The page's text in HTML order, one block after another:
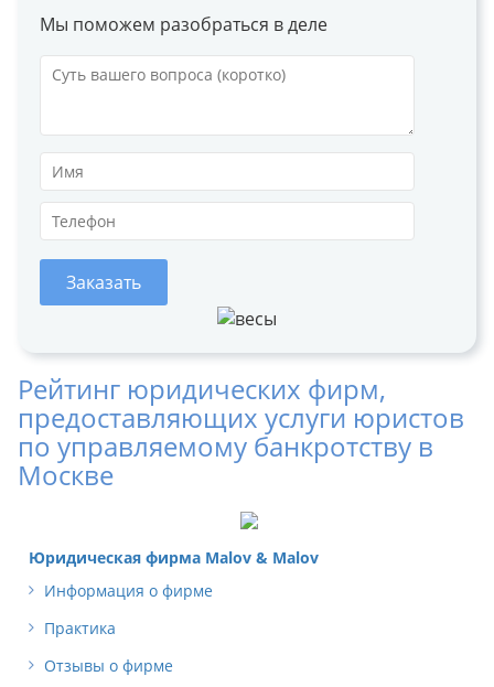
Мы поможем разобраться в деле
Заказать
Рейтинг юридических фирм,
предоставляющих услуги юристов
по управляемому банкротству в
Москве
Юридическая фирма Malov & Malov
Информация о фирме
Практика
Отзывы о фирме